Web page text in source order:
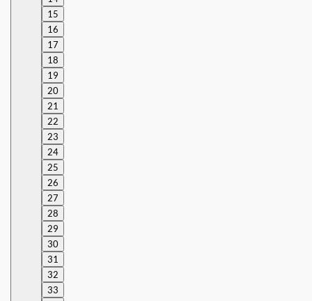
15
16
17
18
19
20
21
22
23
24
25
26
27
28
29
30
31
32
33